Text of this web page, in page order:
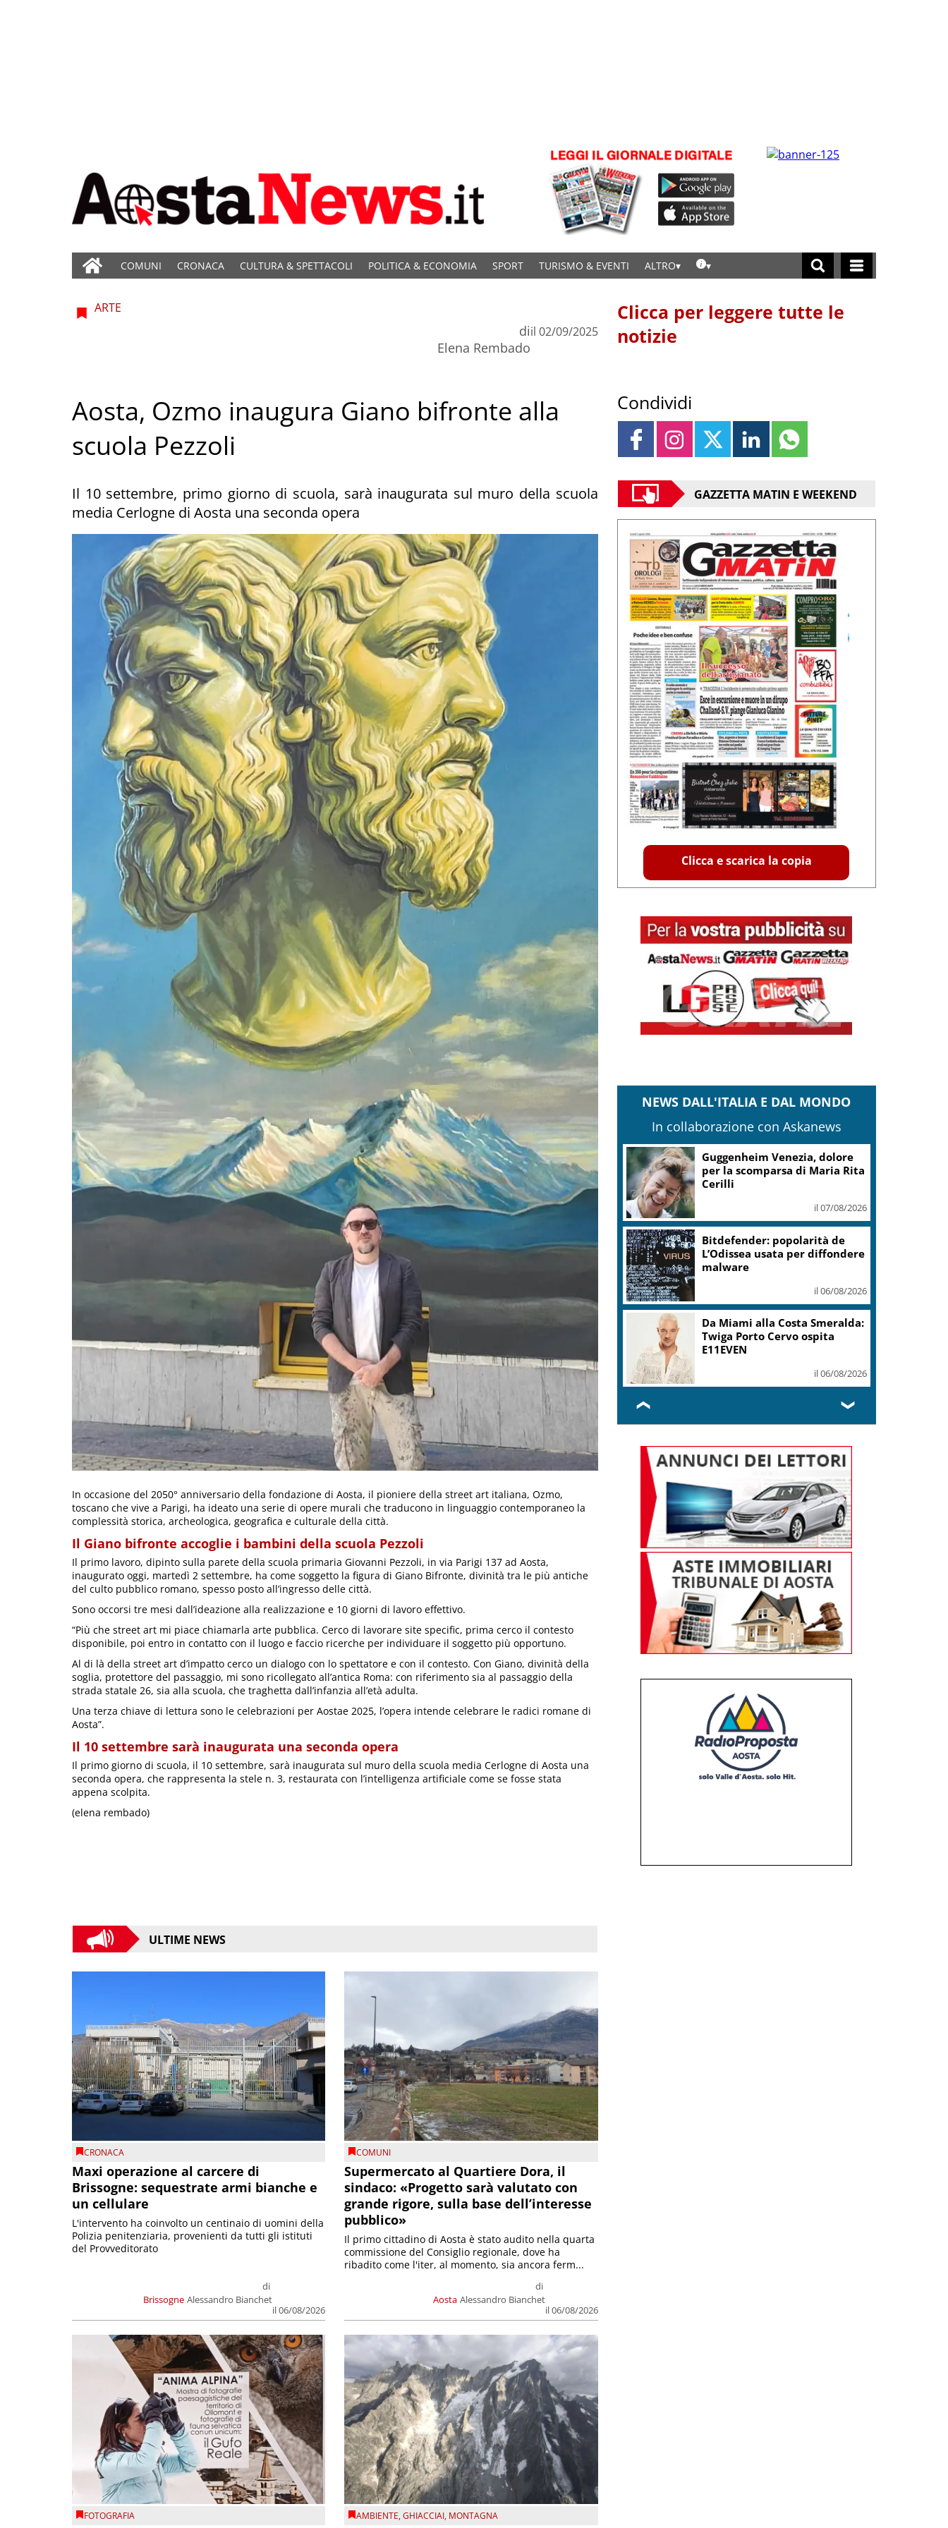
COMUNI CRONACA CULTURA & SPETTACOLI POLITICA & ECONOMIA SPORT TURISMO & EVENTI ALTRO
ARTE
di
Elena Rembado
il 02/09/2025
Aosta, Ozmo inaugura Giano bifronte alla
scuola Pezzoli
Il 10 settembre, primo giorno di scuola, sarà inaugurata sul muro della scuola
media Cerlogne di Aosta una seconda opera
In occasione del 2050° anniversario della fondazione di Aosta, il pioniere della street art italiana, Ozmo,
toscano che vive a Parigi, ha ideato una serie di opere murali che traducono in linguaggio contemporaneo la
complessità storica, archeologica, geografica e culturale della città.
Il Giano bifronte accoglie i bambini della scuola Pezzoli
Il primo lavoro, dipinto sulla parete della scuola primaria Giovanni Pezzoli, in via Parigi 137 ad Aosta,
inaugurato oggi, martedì 2 settembre, ha come soggetto la figura di Giano Bifronte, divinità tra le più antiche
del culto pubblico romano, spesso posto all’ingresso delle città.
Sono occorsi tre mesi dall’ideazione alla realizzazione e 10 giorni di lavoro effettivo.
“Più che street art mi piace chiamarla arte pubblica. Cerco di lavorare site specific, prima cerco il contesto
disponibile, poi entro in contatto con il luogo e faccio ricerche per individuare il soggetto più opportuno.
Al di là della street art d’impatto cerco un dialogo con lo spettatore e con il contesto. Con Giano, divinità della
soglia, protettore del passaggio, mi sono ricollegato all’antica Roma: con riferimento sia al passaggio della
strada statale 26, sia alla scuola, che traghetta dall’infanzia all’età adulta.
Una terza chiave di lettura sono le celebrazioni per Aostae 2025, l’opera intende celebrare le radici romane di
Aosta”.
Il 10 settembre sarà inaugurata una seconda opera
Il primo giorno di scuola, il 10 settembre, sarà inaugurata sul muro della scuola media Cerlogne di Aosta una
seconda opera, che rappresenta la stele n. 3, restaurata con l’intelligenza artificiale come se fosse stata
appena scolpita.
(elena rembado)
ULTIME NEWS
CRONACA
Maxi operazione al carcere di
Brissogne: sequestrate armi bianche e
un cellulare
Brissogne
di
Alessandro Bianchet
il 06/08/2026
L'intervento ha coinvolto un centinaio di uomini della
Polizia penitenziaria, provenienti da tutti gli istituti
del Provveditorato
COMUNI
Supermercato al Quartiere Dora, il
sindaco: «Progetto sarà valutato con
grande rigore, sulla base dell’interesse
pubblico»
Aosta
di
Alessandro Bianchet
il 06/08/2026
Il primo cittadino di Aosta è stato audito nella quarta
commissione del Consiglio regionale, dove ha
ribadito come l'iter, al momento, sia ancora ferm...
FOTOGRAFIA AMBIENTE,GHIACCIAI, MONTAGNA
Clicca per leggere tutte le
notizie
Condividi
GAZZETTA MATIN E WEEKEND
Clicca e scarica la copia
NEWS DALL'ITALIA E DAL MONDO
In collaborazione con Askanews
Covid, ‘Conte-day’ in
commissione: “non sono un
eroe ma un uomo corretto,
il 06/08/2026
Guccini, Meloni: l’ho amato e
mi ha formato, continuerò a
il 06/08/2026
Sogin: in 2025 utile balza oltre
2,5 mln, decommissioning al
il 06/08/2026